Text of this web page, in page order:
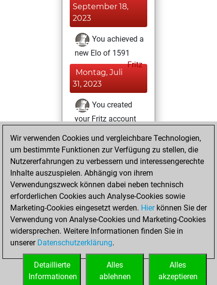
September 18,
2023
You achieved a
new Elo of 1591
Fritz
Montag, Juli
31, 2023
You created
your Fritz account
created your Studies
account
Studies
Sonntag,
September 13,
2020
You played 1
blitz games
Play
You scored +0
=0 -1 in blitz
Wir verwenden Cookies und vergleichbare Technologien,
um bestimmte Funktionen zur Verfügung zu stellen, die
Nutzererfahrungen zu verbessern und interessengerechte
Inhalte auszuspielen. Abhängig von ihrem
Verwendungszweck können dabei neben technisch
erforderlichen Cookies auch Analyse-Cookies sowie
Marketing-Cookies eingesetzt werden. Hierkönnen Sie der
Verwendung von Analyse-Cookies und Marketing-Cookies
widersprechen. Weitere Informationen finden Sie in
unserer Datenschutzerklärung.
Alles
akzeptieren
Alles
ablehnen
Detaillierte
Informationen